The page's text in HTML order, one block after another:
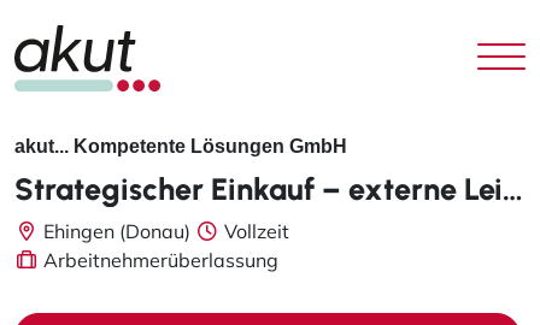
akut... Kompetente Lösungen GmbH
Strategischer Einkauf – externe Leistungen m/w/d
Ehingen (Donau)
Vollzeit
Arbeitnehmerüberlassung